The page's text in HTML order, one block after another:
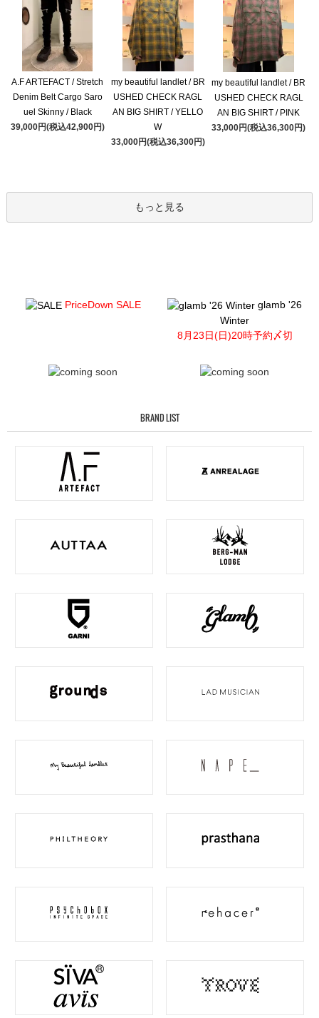
A.F ARTEFACT / Stretch
Denim Belt Cargo Saro
uel Skinny / Black
39,000円(税込42,900円)
my beautiful landlet / BR
USHED CHECK RAGL
AN BIG SHIRT / YELLO
W
33,000円(税込36,300円)
my beautiful landlet / BR
USHED CHECK RAGL
AN BIG SHIRT / PINK
33,000円(税込36,300円)
もっと見る
PriceDown SALE
glamb '26
Winter
8月23日(日)20時予約〆切
BRAND LIST